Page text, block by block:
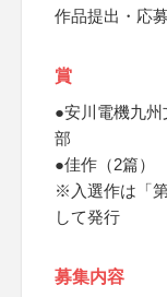
作品提出・応
賞
●安川電機九
部
●佳作（2篇）
※入選作は「
して発行
募集内容